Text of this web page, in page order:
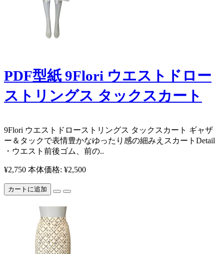
PDF型紙 9Flori ウエストドロー
ストリングス タックスカート
9Flori ウエストドローストリングス タックスカート ギャザ
ー＆タックで表情豊かなゆったり感の細みえスカート ​ ​ ​ ​ ​ Detail
・ウエスト前後ゴム、前の..
¥2,750 本体価格: ¥2,500
カートに追加